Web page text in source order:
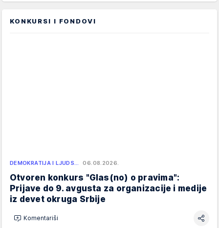
KONKURSI I FONDOVI
DEMOKRATIJA I LJUDS… 06.08.2026.
Otvoren konkurs "Glas(no) o pravima":
Prijave do 9. avgusta za organizacije i medije
iz devet okruga Srbije
Komentariši